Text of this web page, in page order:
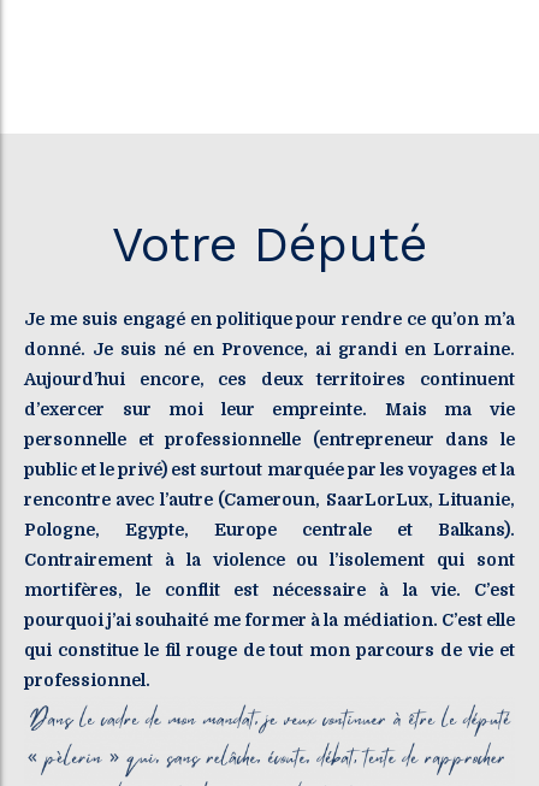
Votre Député
Je me suis engagé en politique pour rendre ce qu’on m’a
donné. Je suis né en Provence, ai grandi en Lorraine.
Aujourd’hui encore, ces deux territoires continuent
d’exercer sur moi leur empreinte. Mais ma vie
personnelle et professionnelle (entrepreneur dans le
public et le privé) est surtout marquée par les voyages et la
rencontre avec l’autre (Cameroun, SaarLorLux, Lituanie,
Pologne, Egypte, Europe centrale et Balkans).
Contrairement à la violence ou l’isolement qui sont
mortifères, le conflit est nécessaire à la vie. C’est
pourquoi j’ai souhaité me former à la médiation. C’est elle
qui constitue le fil rouge de tout mon parcours de vie et
professionnel.